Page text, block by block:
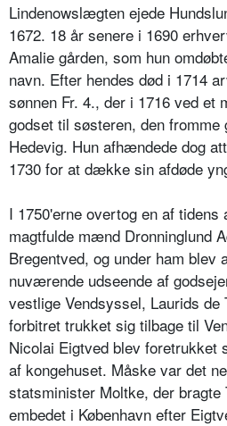
Lindenowslægten ejede
1672. 18 år senere i 1690
Amalie gården, som hun
navn. Efter hendes død i 1714
sønnen Fr. 4., der i 1716 ved et
godset til søsteren, den fromme
Hedevig. Hun afhændede dog
1730 for at dække sin afdøde
I 1750'erne overtog en af
magtfulde mænd Dronninglund
Bregentved, og under ham
nuværende udseende af
vestlige Vendsyssel, Laurids de
forbitret trukket sig tilbage til
Nicolai Eigtved blev foretrukket
af kongehuset. Måske var det
statsminister Moltke, der bragte
embedet i København efter